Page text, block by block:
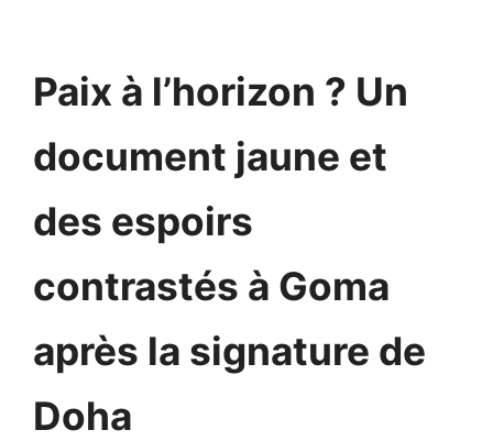
Paix à l’horizon ? Un
document jaune et
des espoirs
contrastés à Goma
après la signature de
Doha